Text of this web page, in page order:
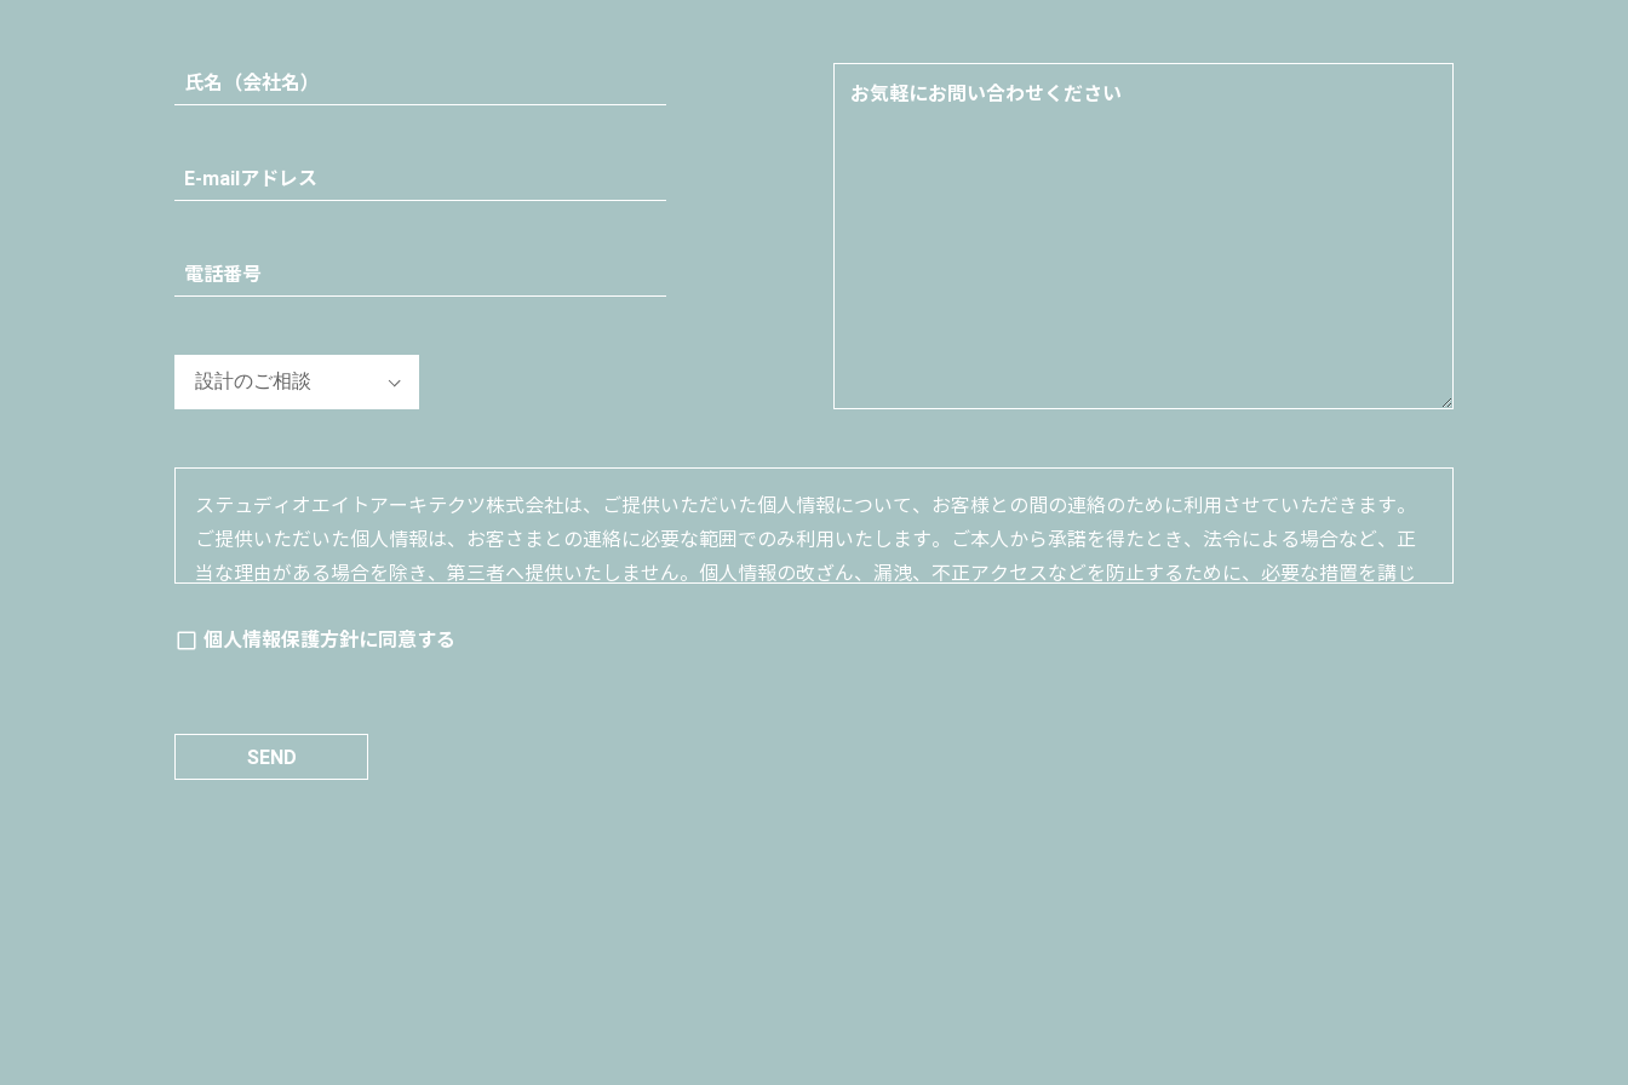
ステュディオエイトアーキテクツ株式会社は、ご提供いただいた個人情報について、お客様との間の連絡のために利用させていただきます。
ご提供いただいた個人情報は、お客さまとの連絡に必要な範囲でのみ利用いたします。ご本人から承諾を得たとき、法令による場合など、正
当な理由がある場合を除き、第三者へ提供いたしません。個人情報の改ざん、漏洩、不正アクセスなどを防止するために、必要な措置を講じ
個人情報保護方針に同意する